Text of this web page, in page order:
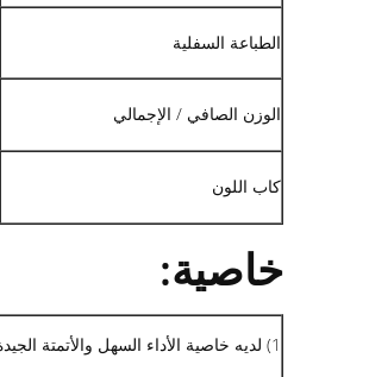
الطباعة السفلية
الوزن الصافي / الإجمالي
كاب اللون
خاصية:
1) لديه خاصية الأداء السهل والأتمتة الجيدة ومعدل الرش العالي.